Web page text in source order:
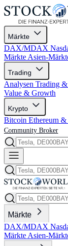
Märkte
DAX/MDAX
Märkte Asien-
Trading
Analysen Trading
Value & Growth
Krypto
Bitcoin Ethereum
Community Broker
Märkte
DAX/MDAX
Märkte Asien-